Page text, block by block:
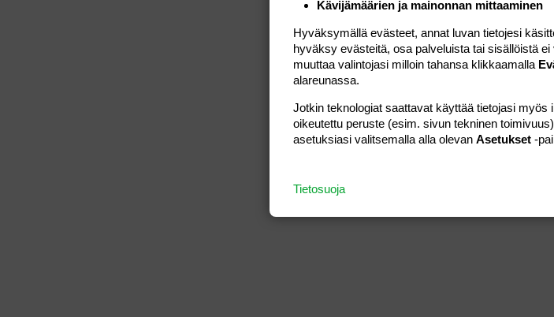
Kävijämäärien ja mainonnan mittaaminen
Hyväksymällä evästeet, annat luvan tietojesi
hyväksy evästeitä, osa palveluista tai sisällöistä
muuttaa valintojasi milloin tahansa klikkaamalla
alareunassa.
Jotkin teknologiat saattavat käyttää tietojasi
oikeutettu peruste (esim. sivun tekninen
asetuksiasi valitsemalla alla olevan Asetukset -
Tietosuoja